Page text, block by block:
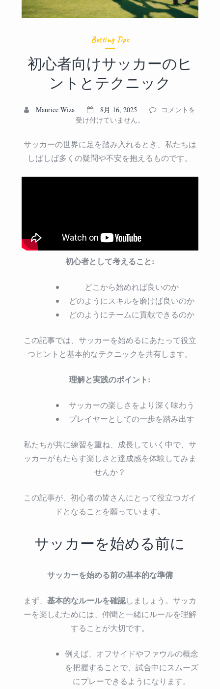
Betting Tips
初心者向けサッカーのヒ
ントとテクニック
Maurice Wiza 8月 16, 2025
初
向
け
サ
テ
ッ
ク
は
コメントを
受け付けていません。
サッカーの世界に足を踏み入れるとき、私たちは
しばしば多くの疑問や不安を抱えるものです。
初心者として考えること:
どこから始めれば良いのか
どのようにスキルを磨けば良いのか
どのようにチームに貢献できるのか
この記事では、サッカーを始めるにあたって役立
つヒントと基本的なテクニックを共有します。
理解と実践のポイント:
サッカーの楽しさをより深く味わう
プレイヤーとしての一歩を踏み出す
私たちが共に練習を重ね、成長していく中で、サ
ッカーがもたらす楽しさと達成感を体験してみま
せんか？
この記事が、初心者の皆さんにとって役立つガイ
ドとなることを願っています。
サッカーを始める前に
サッカーを始める前の基本的な準備
まず、 基本的なルールを確認しましょう。サッカ
ーを楽しむためには、仲間と一緒にルールを理解
することが大切です。
例えば、オフサイドやファウルの概念
を把握することで、試合中にスムーズ
にプレーできるようになります。